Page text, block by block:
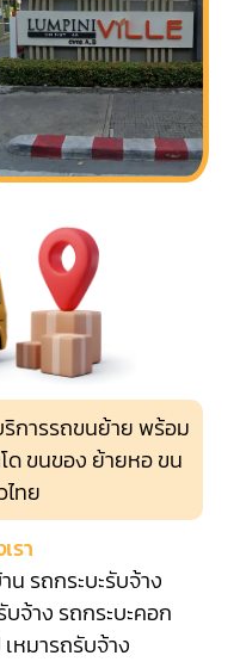
การรถขนย้าย พร้อม
ด ขนของ ย้ายหอ ขน
ทย
รา
น รถกระบะรับจ้าง
จ้าง รถกระบะคอก
เหมารถรับจ้าง